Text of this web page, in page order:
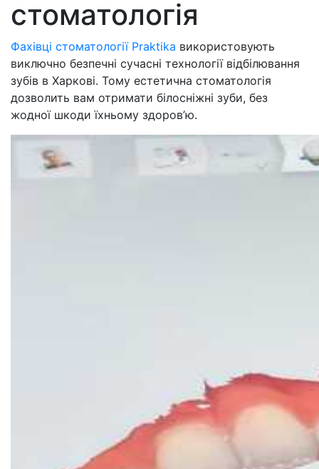
стоматологія
Фахівці стоматології Praktika використовують
виключно безпечні сучасні технології відбілювання
зубів в Харкові. Тому естетична стоматологія
дозволить вам отримати білосніжні зуби, без
жодної шкоди їхньому здоров’ю.